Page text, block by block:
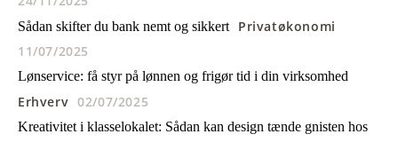
Sådan skifter du bank nemt og sikkert
Privatøkonomi
11/07/2025
Lønservice: få styr på lønnen og frigør tid i din virksomhed
Erhverv 02/07/2025
Kreativitet i klasselokalet: Sådan kan design tænde gnisten hos